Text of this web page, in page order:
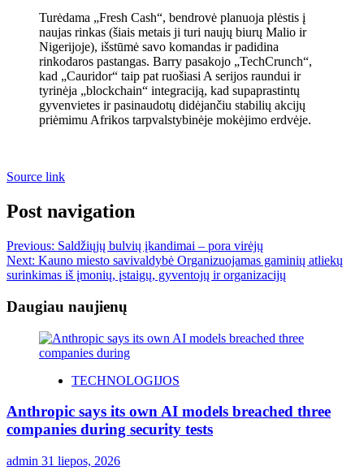
Turėdama „Fresh Cash“, bendrovė planuoja plėstis į
naujas rinkas (šiais metais ji turi naujų biurų Malio ir
Nigerijoje), išstūmė savo komandas ir padidina
rinkodaros pastangas. Barry pasakojo „TechCrunch“,
kad „Cauridor“ taip pat ruošiasi A serijos raundui ir
tyrinėja „blockchain“ integraciją, kad supaprastintų
gyvenvietes ir pasinaudotų didėjančiu stabilių akcijų
priėmimu Afrikos tarpvalstybinėje mokėjimo erdvėje.
Source link
Post navigation
Previous: Saldžiųjų bulvių įkandimai – pora virėjų
Next: Kauno miesto savivaldybė Organizuojamas gaminių atliekų
surinkimas iš įmonių, įstaigų, gyventojų ir organizacijų
Daugiau naujienų
TECHNOLOGIJOS
Anthropic says its own AI models breached three
companies during security tests
admin 31 liepos, 2026